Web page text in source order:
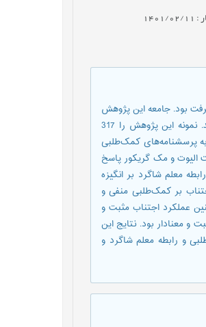
11
بود. جامعه این پژوهش
دانش‏آموزان پایه‏های هفتم تا نهم شهر تهران است که در سال تحصیلی 99-1398 تحصیل می‌کردند. نمونه این پژوهش را 317
پرسشنامه‌های کمک‌طلبی
الیوت و مک گریکور پاسخ
معلم شاگرد بر انگیزه
بر کمک‌طلبی منفی و
عملکرد اجتناب مثبت و
و معنادار بود. نتایج این
و رابطه معلم شاگرد و